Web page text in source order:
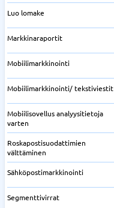
Luo lomake
Markkinaraportit
Mobiilimarkkinointi
Mobiilimarkkinointi/ tekstiviestit
Mobiilisovellus analyysitietoja
varten
Roskapostisuodattimien
välttäminen
Sähköpostimarkkinointi
Segmenttivirrat